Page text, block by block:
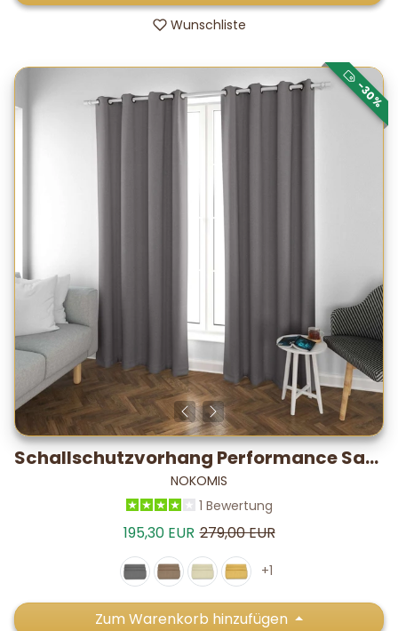
Wunschliste
-30%
Schallschutzvorhang Performance Satin – -19,7 dB* / 5–7 °C
NOKOMIS
1 Bewertung
Verkaufspreis
195,30 EUR Normalpreis
279,00 EUR
+1
Zum Warenkorb hinzufügen